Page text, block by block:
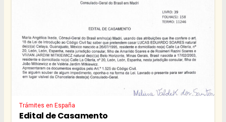
Trámites en España
Edital de Casamento